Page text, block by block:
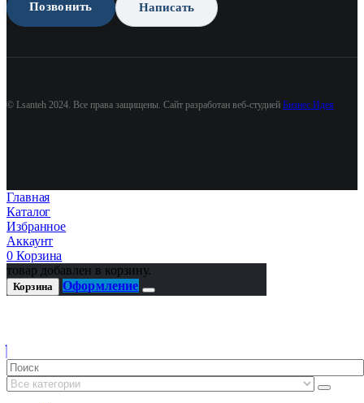
Позвонить Написать
© Lsanteh 2024. Все права защищены. Сайт разработан веб-студией Бизнес Идея
Главная
Каталог
Избранное
Аккаунт
0 Корзина
товар добавлен в корзину.
Корзина Оформление